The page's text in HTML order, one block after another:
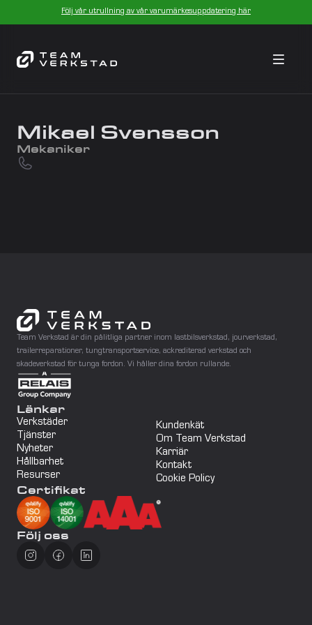
Följ vår utrullning av vår varumärkesuppdatering här
Mikael Svensson
Mekaniker
Team Verkstad är din pålitliga partner inom lastbilsverkstad, jourverkstad,
trailerreparationer, tungtransportservice, ackrediterad verkstad och
skadeverkstad för tunga fordon. Vi håller dina fordon rullande.
Länkar
Verkstäder
Tjänster
Nyheter
Hållbarhet
Resurser
Kundenkät
Om Team Verkstad
Karriär
Kontakt
Cookie Policy
Certifikat
Följ oss